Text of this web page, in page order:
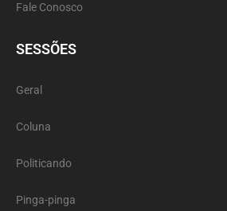
Fale Conosco
SESSÕES
Geral
Coluna
Politicando
Pinga-pinga